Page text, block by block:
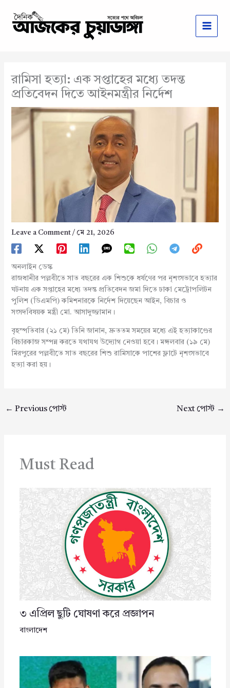
content
রামিসা হত্যা: এক সপ্তাহের মধ্যে তদন্ত
প্রতিবেদন দিতে আইনমন্ত্রীর নির্দেশ
Leave a Comment / মে 21, 2026
অনলাইন ডেস্ক
রাজধানীর পল্লবীতে সাত বছরের এক শিশুকে ধর্ষণের পর নৃশংসভাবে হত্যার
ঘটনায় এক সপ্তাহের মধ্যে তদন্ত প্রতিবেদন জমা দিতে ঢাকা মেট্রোপলিটন
পুলিশ (ডিএমপি) কমিশনারকে নির্দেশ দিয়েছেন আইন, বিচার ও
সংসদবিষয়ক মন্ত্রী মো. আসাদুজ্জামান।
বৃহস্পতিবার (২১ মে) তিনি জানান, দ্রুততম সময়ের মধ্যে এই হত্যাকাণ্ডের
বিচারকাজ সম্পন্ন করতে যথাযথ উদ্যোগ নেওয়া হবে। মঙ্গলবার (১৯ মে)
মিরপুরের পল্লবীতে সাত বছরের শিশু রামিসাকে পাশের ফ্লাটে নৃশংসভাবে
হত্যা করা হয়।
← Previous পোস্ট Next পোস্ট →
Must Read
৩ এপ্রিল ছুটি ঘোষণা করে প্রজ্ঞাপন
বাংলাদেশ